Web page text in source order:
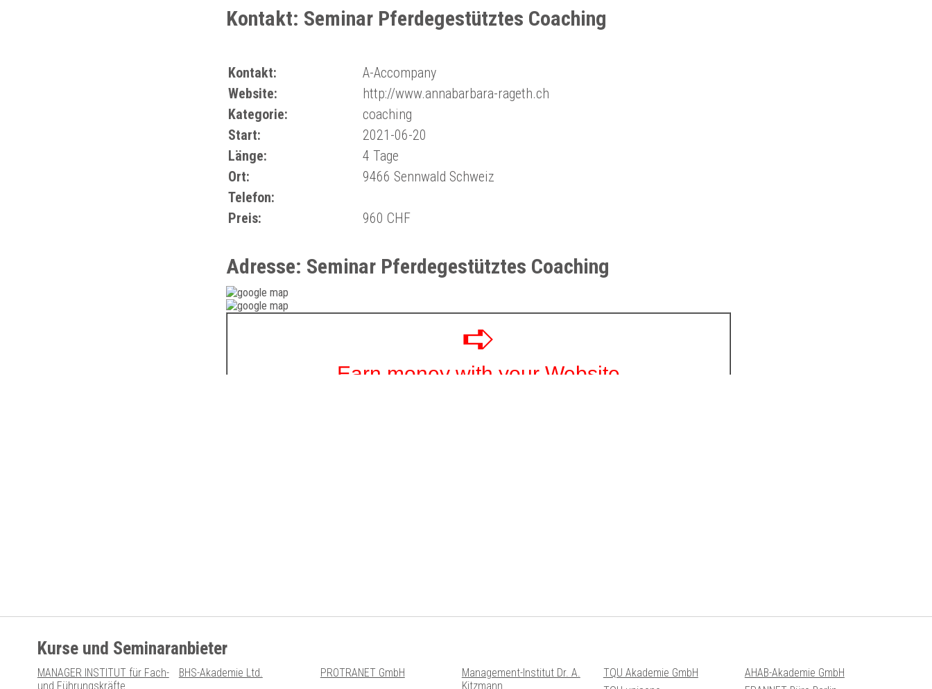
Kontakt: Seminar Pferdegestütztes Coaching
Kontakt:
A-Accompany
Website:
http://www.annabarbara-rageth.ch
Kategorie:
coaching
Start:
2021-06-20
Länge:
4 Tage
Ort:
9466 Sennwald Schweiz
Telefon:
Preis:
960 CHF
Adresse: Seminar Pferdegestütztes Coaching
Kurse und Seminaranbieter
MANAGER INSTITUT für Fach-
und Führungskräfte
BHS-Akademie Ltd. PROTRANET GmbH
Management-Institut Dr. A.
Kitzmann
TQU Akademie GmbH
AHAB-Akademie GmbH